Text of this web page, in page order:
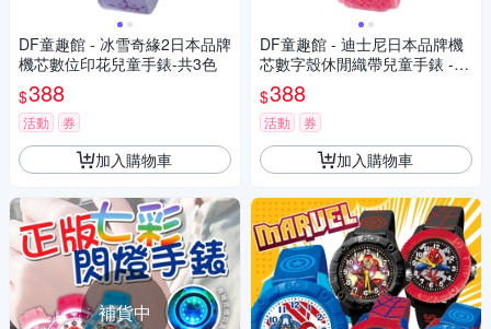
DF童趣館 - 冰雪奇緣2日本品牌
機芯數位印花兒童手錶-共3色
$388
活動 券
加入購物車
補貨中
DF童趣館 - 迪士尼日本品牌機
芯數字殼休閒織帶兒童手錶 -
多款可選
$388
活動 券
加入購物車